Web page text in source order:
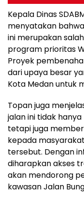
Kepala Dinas
menyatakan
ini merupakan
program prioritas
Proyek
dari upaya besar
Kota Medan untuk
Topan juga
jalan ini tidak
tetapi juga
kepada
tersebut. Dengan
diharapkan akses
akan mendorong
kawasan Jalan